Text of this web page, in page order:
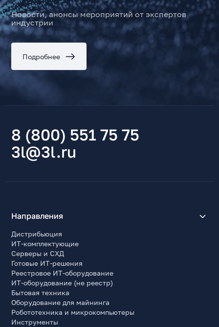
Новости, анонсы мероприятий от экспертов
индустрии
Подробнее
8 (800) 551 75 75
3l@3l.ru
Направления
Дистрибьюция
ИТ-комплектующие
Серверы и СХД
Готовые ИТ-решения
Реестровое ИТ-оборудование
ИТ-оборудование (не реестр)
Бытовая техника
Оборудование для майнинга
Робототехника и микрокомпьютеры
Инструменты